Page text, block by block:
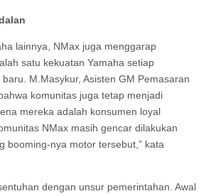
lainnya, NMax juga menggarap
satu kekuatan Yamaha setiap
M.Masykur, Asisten GM Pemasaran
komunitas juga tetap menjadi
mereka adalah konsumen loyal
NMax masih gencar dilakukan
booming-nya motor tersebut,” kata
dengan unsur pemerintahan. Awal